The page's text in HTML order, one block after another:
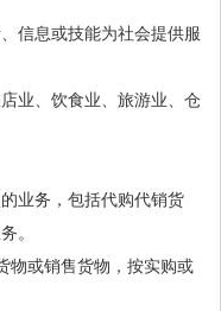
信息或技能为社会提供服
业、饮食业、旅游业、仓
业务，包括代购代销货
。
或销售货物，按实购或